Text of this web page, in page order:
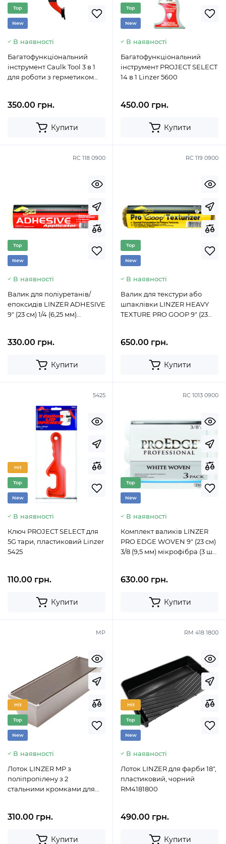
Top
New
В наявності
Багатофункціональний
інструмент Caulk Tool 3 в 1
для роботи з герметиком
350.00 грн.
Купити
Top
New
В наявності
Багатофункціональний
інструмент PROJECT SELECT
14 в 1 Linzer 5600
450.00 грн.
Купити
RC 118 0900
Top
New
В наявності
Валик для поліуретанів/
епоксидів LINZER ADHESIVE
9" (23 см) 1/4 (6,25 мм)
330.00 грн.
Купити
RC 119 0900
Top
New
В наявності
Валик для текстури або
шпаклівки LINZER HEAVY
TEXTURE PRO GOOP 9" (23
650.00 грн.
Купити
5425
Hit
Top
New
В наявності
Ключ PROJECT SELECT для
5G тари, пластиковий Linzer
5425
110.00 грн.
Купити
RC 1013 0900
Top
New
В наявності
Комплект валиків LINZER
PRO EDGE WOVEN 9" (23 см)
3/8 (9,5 мм) мікрофібра (3 шт
630.00 грн.
Купити
MP
Hit
Top
New
В наявності
Лоток LINZER MP з
поліпропілену з 2
стальними кромками для
310.00 грн.
Купити
RM 418 1800
Hit
Top
New
В наявності
Лоток LINZER для фарби 18",
пластиковий, чорний
RM4181800
490.00 грн.
Купити